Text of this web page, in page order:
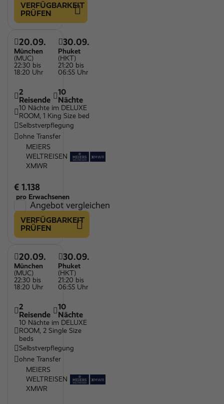
VERFÜGBARKEIT
PRÜFEN
20.09.
München
(MUC)
22:30 bis
18:20 Uhr
30.09.
Phuket
(HKT)
21:20 bis
06:55 Uhr
2
Reisende
10
Nächte
10 Nächte im DELUXE
ROOM, 1 King Size bed
Selbstverpflegung
ohne Transfer
MEIERS
WELTREISEN
XMWR
€ 1.138
pro Erwachsenen
Angebot vergleichen
VERFÜGBARKEIT
PRÜFEN
20.09.
München
(MUC)
22:30 bis
18:20 Uhr
30.09.
Phuket
(HKT)
21:20 bis
06:55 Uhr
2
Reisende
10
Nächte
10 Nächte im DELUXE
ROOM, 2 Single Size
beds
Selbstverpflegung
ohne Transfer
MEIERS
WELTREISEN
XMWR